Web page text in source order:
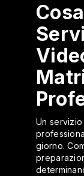
Un
giorno.